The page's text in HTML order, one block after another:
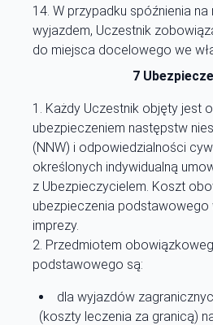
W przypadku spóźnienia
wyjazdem, Uczestnik
do miejsca docelowego we
7
Każdy Uczestnik objęty jest
ubezpieczeniem następstw
(NNW) i odpowiedzialności
określonych indywidualną
z Ubezpieczycielem. Koszt
ubezpieczenia podstawowego
imprezy.
Przedmiotem
podstawowego są:
dla wyjazdów
(koszty leczenia za granicą)